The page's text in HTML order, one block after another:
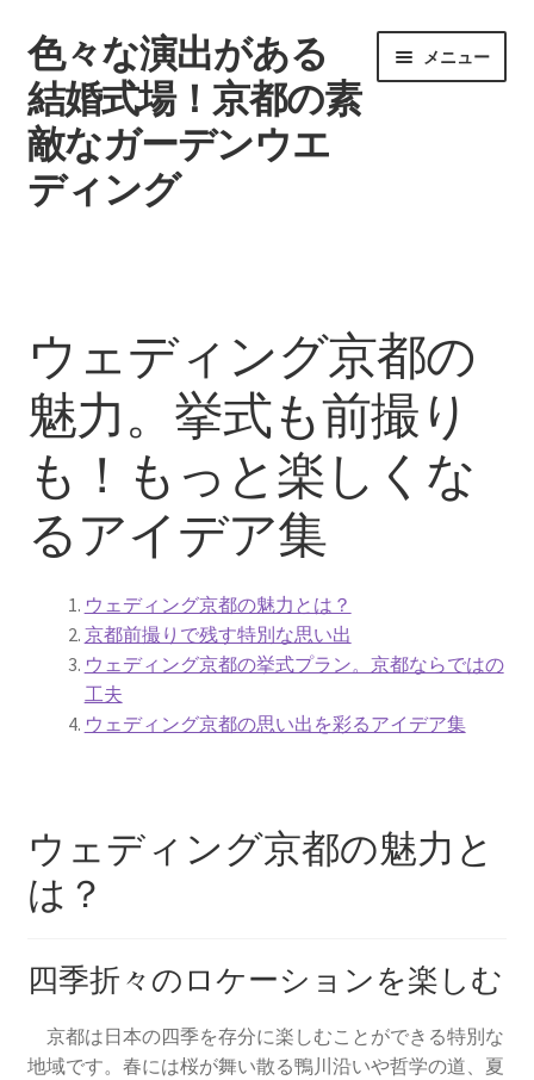
ナ
ビ
ゲ
ー
シ
ョ
ッ
コ
ン
テ
ン
ツ
へ
色々な演出がある
結婚式場！京都の素
敵なガーデンウエ
ディング
メニュー
記事一覧
引き出物で差をつけよう
結婚式場
京都結婚式場
ウエディング
京都ウエディング
ガーデンウエディングの費用徹底比較！選ばれる魅力と
成功の秘訣
結婚式場に設置したいウェルカムグッズ
京都ウェディングで参考にしたいこと
ウェディング京都の
魅力。挙式も前撮り
も！もっと楽しくな
るアイデア集
ウェディング京都の魅力とは？
京都前撮りで残す特別な思い出
ウェディング京都の挙式プラン。京都ならではの
工夫
ウェディング京都の思い出を彩るアイデア集
ウェディング京都の魅力と
は？
四季折々のロケーションを楽しむ
京都は日本の四季を存分に楽しむことができる特別な
地域です。春には桜が舞い散る鴨川沿いや哲学の道、夏